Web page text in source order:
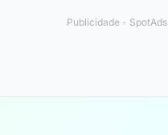
Publicidade - SpotAds